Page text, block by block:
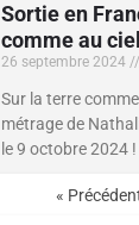
Sortie en
comme au ciel
26 septembre 2024
Sur la terre
métrage de
le 9 octobre 2024 !
«